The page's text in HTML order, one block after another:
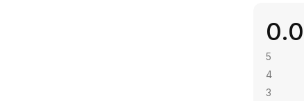
0.0
5
4
3